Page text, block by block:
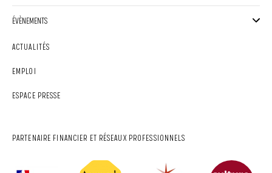
ÉVÈNEMENTS
ACTUALITÉS
EMPLOI
ESPACE PRESSE
PARTENAIRE FINANCIER ET RÉSEAUX PROFESSIONNELS